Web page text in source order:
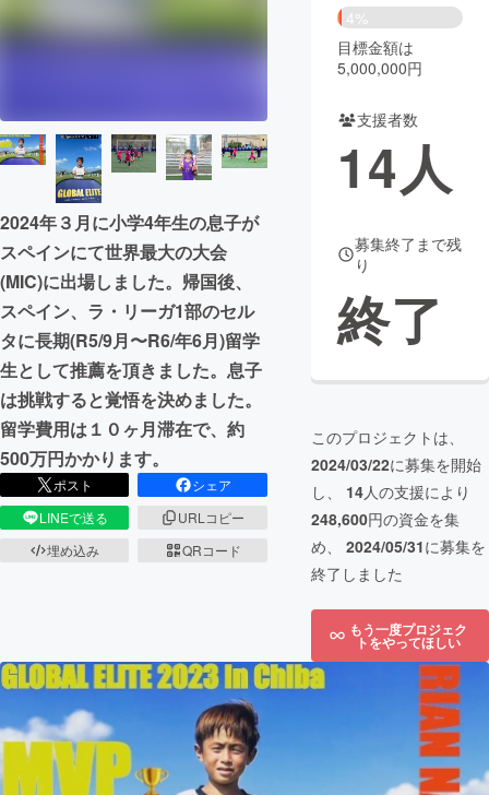
CAMPFIRE for Social Good CAMPFIRE Creation
コミュニティ
2024年３月に小学4年生の息子が
スペインにて世界最大の大会
(MIC)に出場しました。帰国後、
スペイン、ラ・リーガ1部のセル
タに長期(R5/9月〜R6/年6月)留学
生として推薦を頂きました。息子
は挑戦すると覚悟を決めました。
留学費用は１０ヶ月滞在で、約
500万円かかります。
ポスト
シェア
LINEで送る
URLコピー
埋め込み
QRコード
4%
目標金額は
5,000,000円
支援者数
14人
募集終了まで残
り
終了
このプロジェクトは、
2024/03/22に募集を開始
し、 14人の支援により
248,600円の資金を集
め、 2024/05/31に募集を
終了しました
もう一度プロジェク
トをやってほしい